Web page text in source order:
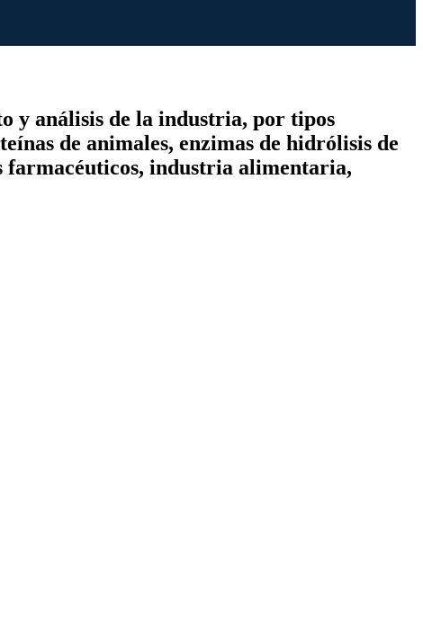
y análisis de la industria, por tipos
de animales, enzimas de hidrólisis de
farmacéuticos, industria alimentaria,